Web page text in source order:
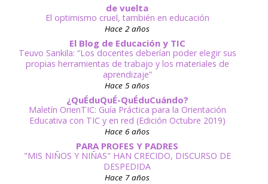
de vuelta
El optimismo cruel, también en educación
Hace 2 años
El Blog de Educación y TIC
Teuvo Sankila: “Los docentes deberían poder elegir sus
propias herramientas de trabajo y los materiales de
aprendizaje”
Hace 5 años
¿QuÉduQuÉ-QuÉduCuándo?
Maletín OrienTIC: Guía Práctica para la Orientación
Educativa con TIC y en red (Edición Octubre 2019)
Hace 6 años
PARA PROFES Y PADRES
"MIS NIÑOS Y NIÑAS" HAN CRECIDO, DISCURSO DE
DESPEDIDA
Hace 7 años